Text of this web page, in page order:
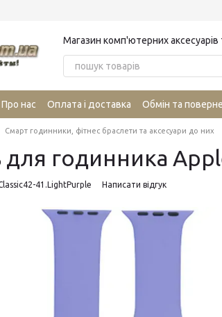
Магазин комп'ютерних
Про нас Оплата і доставка Обмін та
Смарт годинники, фітнес браслети та аксесуари до них
для годинника
41.LightPurple Написати відгук